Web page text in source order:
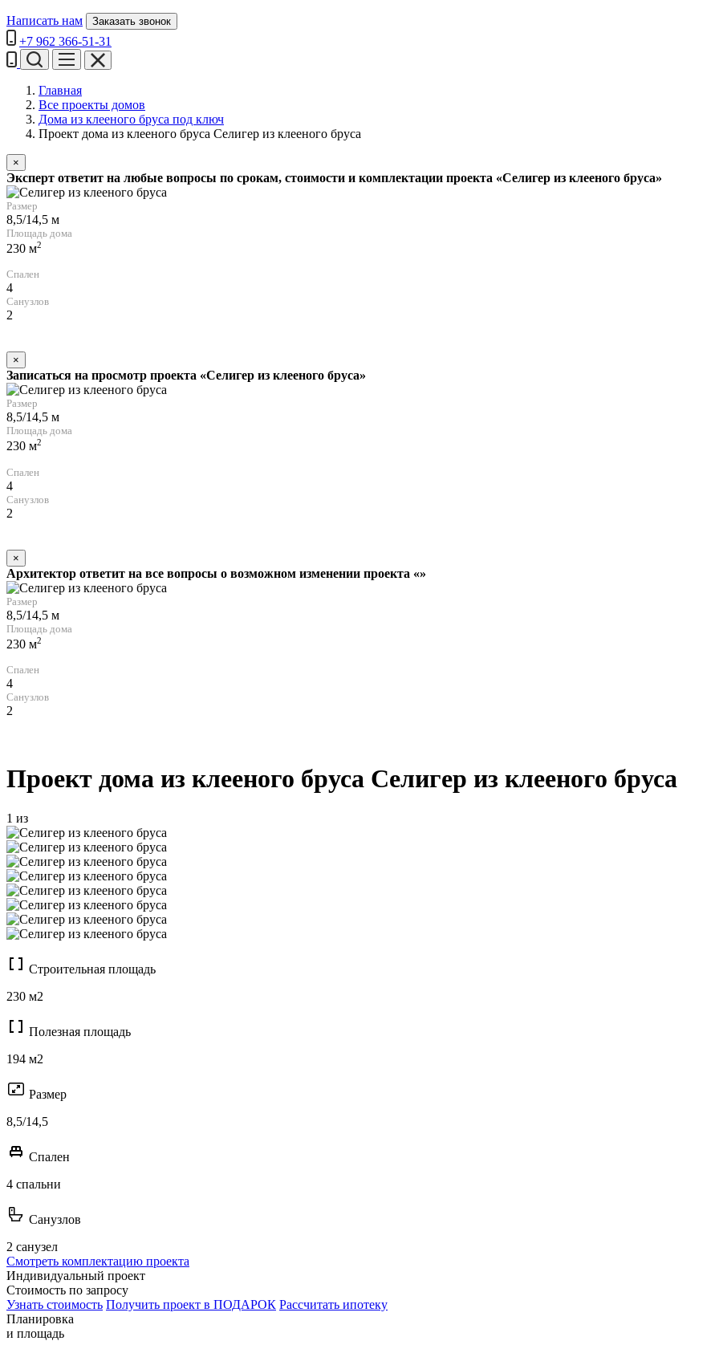
Написать нам Заказать звонок
+7 962 366-51-31
Главная
Все проекты домов
Дома из клееного бруса под ключ
Проект дома из клееного бруса Селигер из клееного бруса
×
Эксперт ответит на любые вопросы по срокам, стоимости и комплектации проекта «Селигер из клееного бруса»
Размер
8,5/14,5 м
Площадь дома
230 м2
Спален
4
Санузлов
2
×
Записаться на просмотр проекта «Селигер из клееного бруса»
Размер
8,5/14,5 м
Площадь дома
230 м2
Спален
4
Санузлов
2
×
Архитектор ответит на все вопросы о возможном изменении проекта «»
Размер
8,5/14,5 м
Площадь дома
230 м2
Спален
4
Санузлов
2
Проект дома из клееного бруса Селигер из клееного бруса
1 из
Строительная площадь
230 м2
Полезная площадь
194 м2
Размер
8,5/14,5
Спален
4 спальни
Санузлов
2 санузел
Смотреть комплектацию проекта
Индивидуальный проект
Стоимость по запросу
Узнать стоимость Получить проект в ПОДАРОК Рассчитать ипотеку
Планировка
и площадь